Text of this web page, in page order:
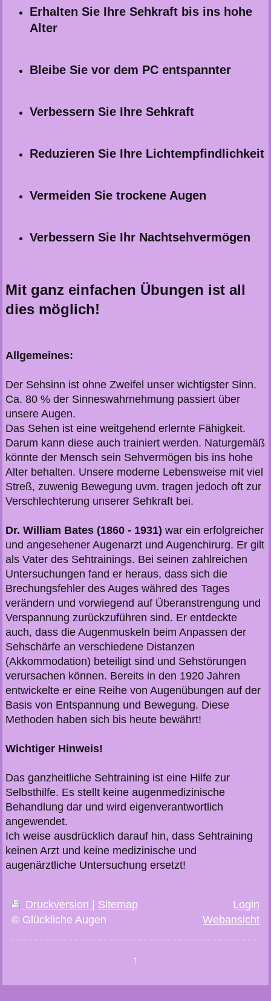
Erhalten Sie Ihre Sehkraft bis ins hohe
Alter
Bleibe Sie vor dem PC entspannter
Verbessern Sie Ihre Sehkraft
Reduzieren Sie Ihre Lichtempfindlichkeit
Vermeiden Sie trockene Augen
Verbessern Sie Ihr Nachtsehvermögen
Mit ganz einfachen Übungen ist all
dies möglich!
Allgemeines:
Der Sehsinn ist ohne Zweifel unser wichtigster Sinn.
Ca. 80 % der Sinneswahrnehmung passiert über
unsere Augen.
Das Sehen ist eine weitgehend erlernte Fähigkeit.
Darum kann diese auch trainiert werden. Naturgemäß
könnte der Mensch sein Sehvermögen bis ins hohe
Alter behalten. Unsere moderne Lebensweise mit viel
Streß, zuwenig Bewegung uvm. tragen jedoch oft zur
Verschlechterung unserer Sehkraft bei.
Dr. William Bates (1860 - 1931) war ein erfolgreicher
und angesehener Augenarzt und Augenchirurg. Er gilt
als Vater des Sehtrainings. Bei seinen zahlreichen
Untersuchungen fand er heraus, dass sich die
Brechungsfehler des Auges währed des Tages
verändern und vorwiegend auf Überanstrengung und
Verspannung zurückzuführen sind. Er entdeckte
auch, dass die Augenmuskeln beim Anpassen der
Sehschärfe an verschiedene Distanzen
(Akkommodation) beteiligt sind und Sehstörungen
verursachen können. Bereits in den 1920 Jahren
entwickelte er eine Reihe von Augenübungen auf der
Basis von Entspannung und Bewegung. Diese
Methoden haben sich bis heute bewährt!
Wichtiger Hinweis!
Das ganzheitliche Sehtraining ist eine Hilfe zur
Selbsthilfe. Es stellt keine augenmedizinische
Behandlung dar und wird eigenverantwortlich
angewendet.
Ich weise ausdrücklich darauf hin, dass Sehtraining
keinen Arzt und keine medizinische und
augenärztliche Untersuchung ersetzt!
Druckversion
Sitemap
© Glückliche Augen
Login
Webansicht
↑